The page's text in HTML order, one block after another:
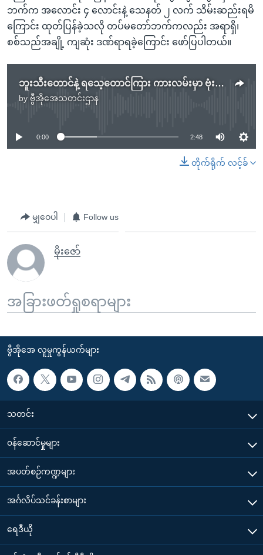
ဘက်က အလောင်း ၄ လောင်းနဲ့ သေနတ် ၂ လက် သိမ်းဆည်းရမိ
ကြောင်း ထုတ်ပြန်ခဲ့သလို တပ်မတော်ဘက်ကလည်း အရာရှိ၊
စစ်သည်အချို့ ကျဆုံး ဒဏ်ရာရခဲ့ကြောင်း ဖော်ပြပါတယ်။
ဘူးသီးတောင်နဲ့ ရသေ့တောင်ကြား ကားလမ်းမှာ ဗုံးပေါက်ကွဲလို့ ၂ ဦးသေဆုံး
by ဗွီအိုအေသတင်းဌာန
No media source currently available
0:00 2:48
တိုက်ရိုက် လင့်ခ်
မျှဝေပါ Follow us
မိုးဇော်
အခြားဖတ်ရှုစရာများ
ဗွီအိုအေ လူမှုကွန်ယက်များ
သတင်း
၀န်ဆောင်မှုများ
အပတ်စဉ်ကဏ္ဍများ
အင်္ဂလိပ်သင်ခန်းစာများ
ရေဒီယို